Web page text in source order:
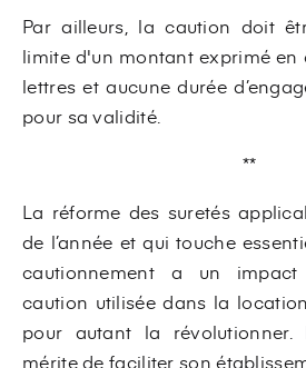
Par ailleurs, la caution doit
limite d'un montant exprimé en
lettres et aucune durée
pour sa validité.
**
La réforme des suretés
de l’année et qui touche
cautionnement a un
caution utilisée dans la
pour autant la
mérite de faciliter son